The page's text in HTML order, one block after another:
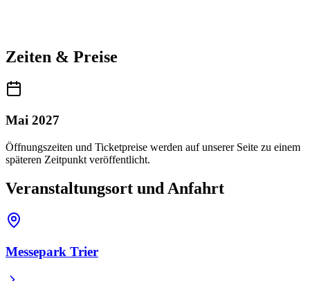
Zeiten & Preise
Mai 2027
Öffnungszeiten und Ticketpreise werden auf unserer Seite zu einem
späteren Zeitpunkt veröffentlicht.
Veranstaltungsort und Anfahrt
Messepark Trier